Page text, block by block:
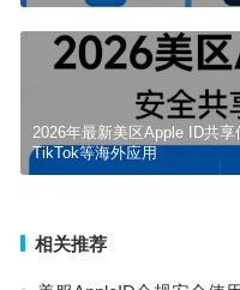
2026年最新美区Apple ID共享
TikTok等海外应用
相关推荐